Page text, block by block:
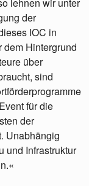
der
IOC in
dem Hintergrund
über
sind
für die
der
Unabhängig
und Infrastruktur